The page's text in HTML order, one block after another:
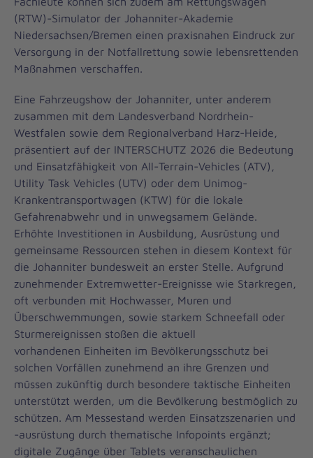
(RTW)-Simulator der Johanniter-Akademie
Niedersachsen/Bremen einen praxisnahen Eindruck zur
Versorgung in der Notfallrettung sowie lebensrettenden
Maßnahmen verschaffen.
Eine Fahrzeugshow der Johanniter, unter anderem
zusammen mit dem Landesverband Nordrhein-
Westfalen sowie dem Regionalverband Harz-Heide,
präsentiert auf der INTERSCHUTZ 2026 die Bedeutung
und Einsatzfähigkeit von All-Terrain-Vehicles (ATV),
Utility Task Vehicles (UTV) oder dem Unimog-
Krankentransportwagen (KTW) für die lokale
Gefahrenabwehr und in unwegsamem Gelände.
Erhöhte Investitionen in Ausbildung, Ausrüstung und
gemeinsame Ressourcen stehen in diesem Kontext für
die Johanniter bundesweit an erster Stelle. Aufgrund
zunehmender Extremwetter-Ereignisse wie Starkregen,
oft verbunden mit Hochwasser, Muren und
Überschwemmungen, sowie starkem Schneefall oder
Sturmereignissen stoßen die aktuell
vorhandenen Einheiten im Bevölkerungsschutz bei
solchen Vorfällen zunehmend an ihre Grenzen und
müssen zukünftig durch besondere taktische Einheiten
unterstützt werden, um die Bevölkerung bestmöglich zu
schützen. Am Messestand werden Einsatzszenarien und
-ausrüstung durch thematische Infopoints ergänzt;
digitale Zugänge über Tablets veranschaulichen